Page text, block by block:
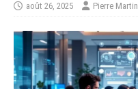
août 26, 2025 Pierre Martin